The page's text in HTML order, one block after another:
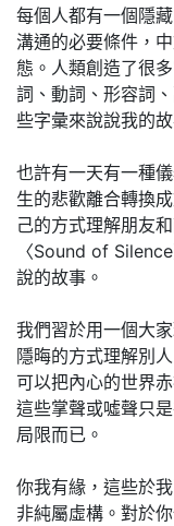
每個人都有一個隱
溝通的必要條件，
態。人類創造了很
詞、動詞、形容詞
些字彙來說說我的
也許有一天有一種
生的悲歡離合轉換
己的方式理解朋友
〈Sound of
說的故事。
我們習於用一個大
隱晦的方式理解別
可以把內心的世界
這些掌聲或噓聲只
局限而已。
你我有緣，這些於
非純屬虛構。對於